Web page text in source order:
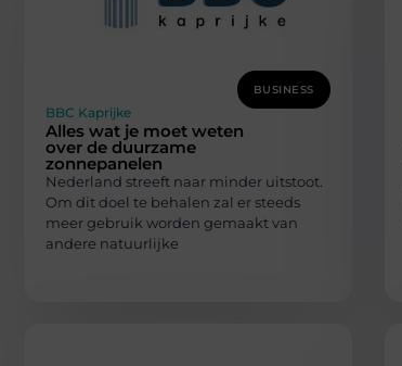
BUSINESS
BBC Kaprijke
Alles wat je moet weten
over de duurzame
zonnepanelen
Nederland streeft naar minder uitstoot.
Om dit doel te behalen zal er steeds
meer gebruik worden gemaakt van
andere natuurlijke